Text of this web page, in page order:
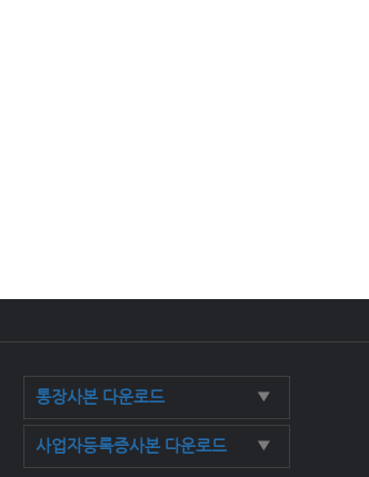
통장사본 다운로드 ▼
사업자등록증사본 다운로드 ▼